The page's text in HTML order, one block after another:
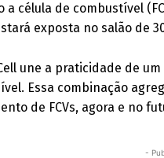
a célula de combustível
exposta no salão de
une a praticidade de
Essa combinação
de FCVs, agora e no
-